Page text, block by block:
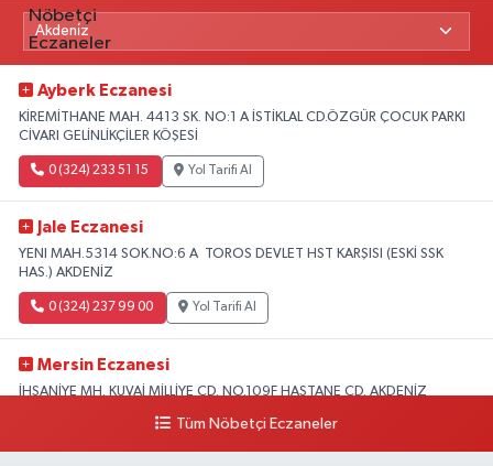
Ayberk Eczanesi
KİREMİTHANE MAH. 4413 SK. NO:1 A İSTİKLAL CD.ÖZGÜR ÇOCUK PARKI
CİVARI GELİNLİKÇİLER KÖŞESİ
0 (324) 233 51 15 Yol Tarifi Al
Jale Eczanesi
YENI MAH.5314 SOK.NO:6 A TOROS DEVLET HST KARŞISI (ESKİ SSK
HAS.) AKDENİZ
0 (324) 237 99 00 Yol Tarifi Al
Mersin Eczanesi
İHSANİYE MH. KUVAİ MİLLİYE CD. NO.109F HASTANE CD. AKDENİZ
Tüm Nöbetçi Eczaneler